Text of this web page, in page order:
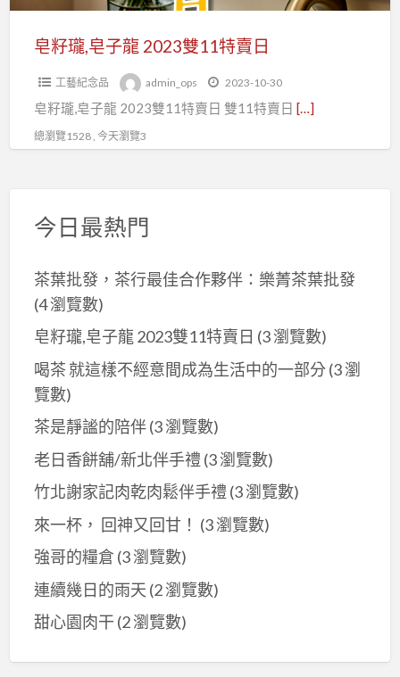
11
皂籽瓏,皂子龍 2023雙11特賣日
工藝紀念品 admin_ops 2023-10-30
皂籽瓏,皂子龍 2023雙11特賣日 雙11特賣日 […]
總瀏覽1528 , 今天瀏覽3
今日最熱門
茶葉批發，茶行最佳合作夥伴：樂菁茶葉批發
(4 瀏覽數)
皂籽瓏,皂子龍 2023雙11特賣日 (3 瀏覽數)
喝茶 就這樣不經意間成為生活中的一部分 (3 瀏
覽數)
茶是靜謐的陪伴(3 瀏覽數)
老日香餅舖/新北伴手禮 (3 瀏覽數)
竹北謝家記肉乾肉鬆伴手禮 (3 瀏覽數)
來一杯， 回神又回甘！ (3 瀏覽數)
強哥的糧倉 (3 瀏覽數)
連續幾日的雨天 (2 瀏覽數)
甜心園肉干 (2 瀏覽數)